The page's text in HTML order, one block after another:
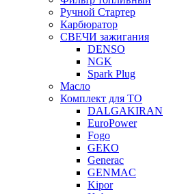
Ручной Стартер
Карбюратор
СВЕЧИ зажигания
DENSO
NGK
Spark Plug
Масло
Комплект для ТО
DALGAKIRAN
EuroPower
Fogo
GEKO
Generac
GENMAC
Kipor